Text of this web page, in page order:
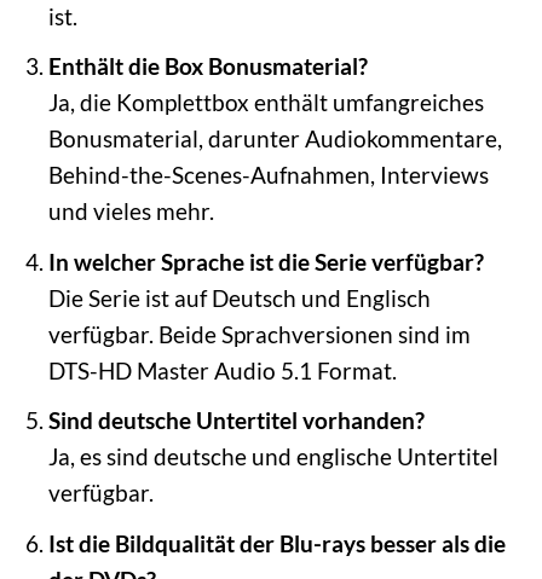
ist.
Enthält die Box Bonusmaterial?
Ja, die Komplettbox enthält umfangreiches
Bonusmaterial, darunter Audiokommentare,
Behind-the-Scenes-Aufnahmen, Interviews
und vieles mehr.
In welcher Sprache ist die Serie verfügbar?
Die Serie ist auf Deutsch und Englisch
verfügbar. Beide Sprachversionen sind im
DTS-HD Master Audio 5.1 Format.
Sind deutsche Untertitel vorhanden?
Ja, es sind deutsche und englische Untertitel
verfügbar.
Ist die Bildqualität der Blu-rays besser als die